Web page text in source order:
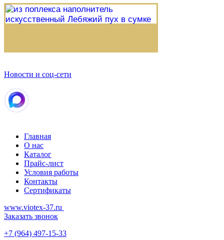
Новости и соц-сети
Главная
О нас
Каталог
Прайс-лист
Условия работы
Контакты
Сертификаты
www.viotex-37.ru
Заказать звонок
+7 (964) 497-15-33